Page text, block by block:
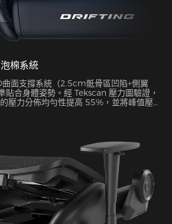
棉系統
面支撐系統（2.5cm骶骨區凹陷+側翼
合身體姿勢。經 Tekscan 壓力圖驗證，
壓力分佈均勻性提高 55%，並將峰值壓力